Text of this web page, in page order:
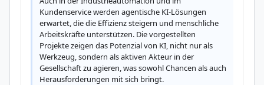
Kundenservice werden agentische KI-Lösungen
erwartet, die die Effizienz steigern und menschliche
Arbeitskräfte unterstützen. Die vorgestellten
Projekte zeigen das Potenzial von KI, nicht nur als
Werkzeug, sondern als aktiven Akteur in der
Gesellschaft zu agieren, was sowohl Chancen als auch
Herausforderungen mit sich bringt.